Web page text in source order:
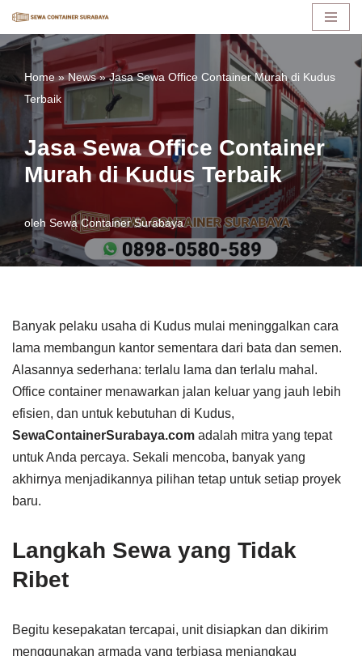
Lompat
konten
Home»News»Jasa Sewa Office Container Murah di Kudus
Terbaik
Jasa Sewa Office Container
Murah di Kudus Terbaik
oleh Sewa Container Surabaya
Banyak pelaku usaha di Kudus mulai meninggalkan cara
lama membangun kantor sementara dari bata dan semen.
Alasannya sederhana: terlalu lama dan terlalu mahal.
Office container menawarkan jalan keluar yang jauh lebih
efisien, dan untuk kebutuhan di Kudus,
SewaContainerSurabaya.com adalah mitra yang tepat
untuk Anda percaya. Sekali mencoba, banyak yang
akhirnya menjadikannya pilihan tetap untuk setiap proyek
baru.
Langkah Sewa yang Tidak
Ribet
Begitu kesepakatan tercapai, unit disiapkan dan dikirim
menggunakan armada yang terbiasa menjangkau